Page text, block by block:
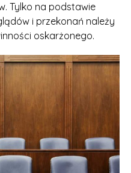
Tylko na podstawie
i przekonań należy
oskarżonego.